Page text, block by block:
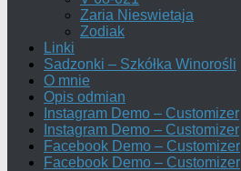
Zaria Nieswietaja
Zodiak
Linki
Sadzonki – Szkółka Winorośli
O mnie
Opis odmian
Instagram Demo – Customizer
Instagram Demo – Customizer
Facebook Demo – Customizer
Facebook Demo – Customizer